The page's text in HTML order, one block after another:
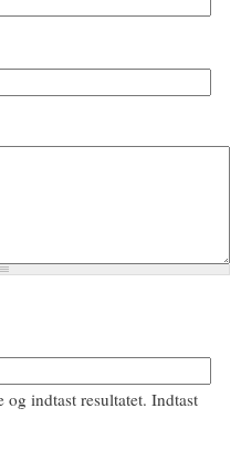
og indtast resultatet. Indtast